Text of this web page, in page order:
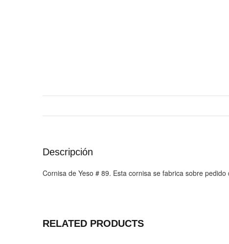
Descripción
Cornisa de Yeso # 89. Esta cornisa se fabrica sobre
RELATED PRODUCTS